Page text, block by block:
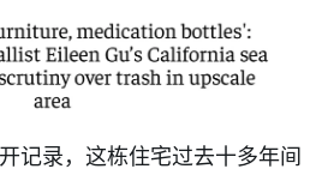
记录，这栋住宅过去十多年间